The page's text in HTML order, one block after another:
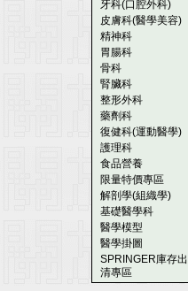
牙科(口腔外科)
皮膚科(醫學美容)
精神科
胃腸科
骨科
腎臟科
整形外科
藥劑科
復健科(運動醫學)
護理科
食品營養
限量特價專區
解剖學(組織學)
基礎醫學科
醫學模型
醫學掛圖
SPRINGER庫存出
清專區